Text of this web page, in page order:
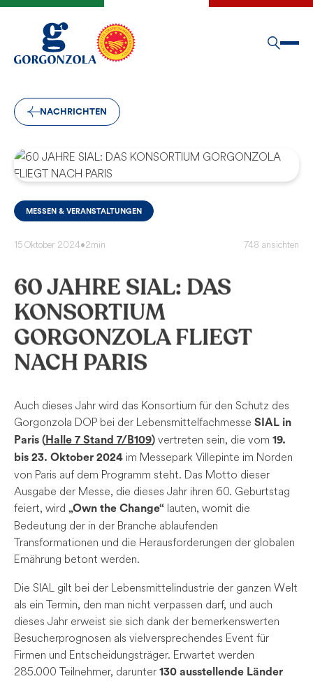
NACHRICHTEN
MESSEN & VERANSTALTUNGEN
15 Oktober 2024•2min 748 ansichten
60 JAHRE SIAL: DAS
KONSORTIUM
GORGONZOLA FLIEGT
NACH PARIS
Auch dieses Jahr wird das Konsortium für den Schutz des
Gorgonzola DOP bei der Lebensmittelfachmesse SIAL in
Paris (Halle 7 Stand 7/B109) vertreten sein, die vom 19.
bis 23. Oktober 2024 im Messepark Villepinte im Norden
von Paris auf dem Programm steht. Das Motto dieser
Ausgabe der Messe, die dieses Jahr ihren 60. Geburtstag
feiert, wird „Own the Change“ lauten, womit die
Bedeutung der in der Branche ablaufenden
Transformationen und die Herausforderungen der globalen
Ernährung betont werden.
Die SIAL gilt bei der Lebensmittelindustrie der ganzen Welt
als ein Termin, den man nicht verpassen darf, und auch
dieses Jahr erweist sie sich dank der bemerkenswerten
Besucherprognosen als vielversprechendes Event für
Firmen und Entscheidungsträger. Erwartet werden
285.000 Teilnehmer, darunter 130 ausstellende Länder